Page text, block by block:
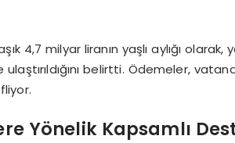
4,7 milyar liranın yaşlı aylığı olarak,
belirtti. Ödemeler,
Yönelik Kapsamlı